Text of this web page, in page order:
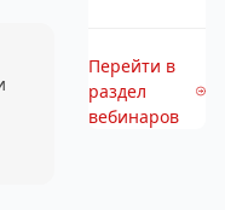
Перейти в
раздел
вебинаров